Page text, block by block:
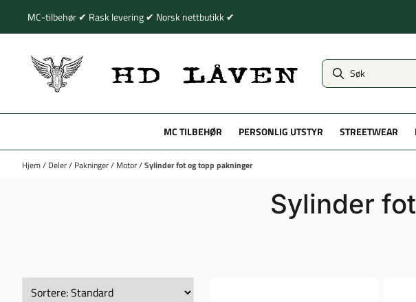
Hopp til innhold
MC-tilbehør ✔ Rask levering ✔ Norsk nettbutikk ✔
MC TILBEHØR PERSONLIG UTSTYR STREETWEAR
Hjem/ Deler/ Pakninger/ Motor/Sylinder fot og topp pakninger
Sylinder